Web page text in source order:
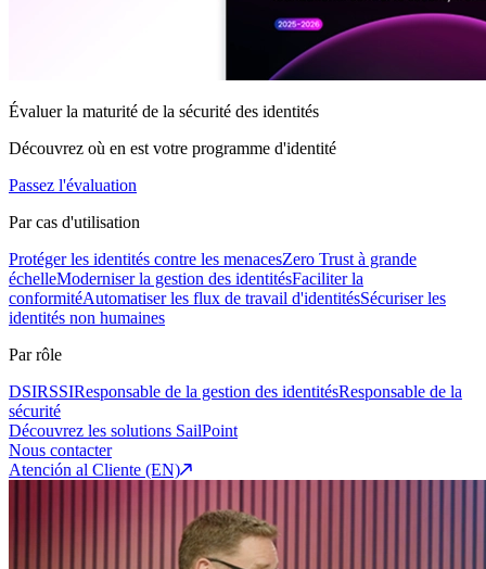
Évaluer la maturité de la sécurité des identités
Découvrez où en est votre programme d'identité
Passez l'évaluation
Par cas d'utilisation
Protéger les identités contre les menacesZero Trust à grande
échelleModerniser la gestion des identitésFaciliter la
conformitéAutomatiser les flux de travail d'identitésSécuriser les
identités non humaines
Par rôle
DSIRSSIResponsable de la gestion des identitésResponsable de la
sécurité
Découvrez les solutions SailPoint
Nous contacter
Atención al Cliente (EN)